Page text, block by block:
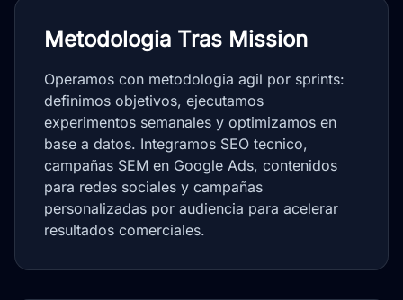
Metodologia Tras Mission
Operamos con metodologia agil por sprints:
definimos objetivos, ejecutamos
experimentos semanales y optimizamos en
base a datos. Integramos SEO tecnico,
campañas SEM en Google Ads, contenidos
para redes sociales y campañas
personalizadas por audiencia para acelerar
resultados comerciales.